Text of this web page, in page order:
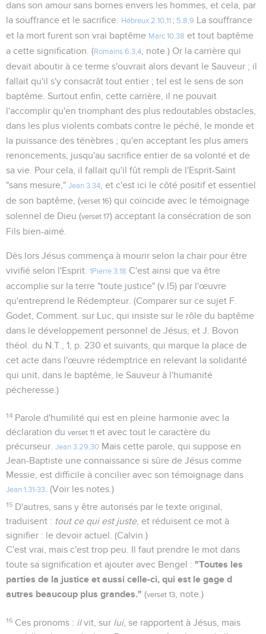
dans son amour sans bornes envers les hommes, et cela, par
la souffrance et le sacrifice.
Hébreux 2.10,11 ; 5.8,9 La souffrance
et la mort furent son vrai baptême Marc 10.38 et tout baptême
a cette signification. (Romains 6.3,4
, note.) Or la carrière qui
devait aboutir à ce terme s'ouvrait alors devant le Sauveur ; il
fallait qu'il s'y consacrât tout entier ; tel est le sens de son
baptême. Surtout enfin, cette carrière, il ne pouvait
l'accomplir qu'en triomphant des plus redoutables obstacles,
dans les plus violents combats contre le péché, le monde et
la puissance des ténèbres ; qu'en acceptant les plus amers
renoncements, jusqu'au sacrifice entier de sa volonté et de
sa vie. Pour cela, il fallait qu'il fût rempli de l'Esprit-Saint
"sans mesure," Jean 3.34
, et c'est ici le côté positif et essentiel
de son baptême, (verset 16) qui coïncide avec le témoignage
solennel de Dieu (verset 17) acceptant la consécration de son
Fils bien-aimé.
Dès lors Jésus commença à mourir selon la chair pour être
vivifié selon l'Esprit.
1Pierre 3.18 C'est ainsi que va être
accomplie sur la terre "toute justice" (v.l5) par l'œuvre
qu'entreprend le Rédempteur. (Comparer sur ce sujet F.
Godet, Comment. sur Luc, qui insiste sur le rôle du baptême
dans le développement personnel de Jésus, et J. Bovon
théol. du N.T., 1, p. 230 et suivants, qui marque la place de
cet acte dans l'œuvre rédemptrice en relevant la solidarité
qui unit, dans le baptême, le Sauveur à l'humanité
pécheresse.)
14 Parole d'humilité qui est en pleine harmonie avec la
déclaration du verset 11 et avec tout le caractère du
précurseur.
Jean 3.29,30 Mais cette parole, qui suppose en
Jean-Baptiste une connaissance si sûre de Jésus comme
Messie, est difficile à concilier avec son témoignage dans
Jean 1.31-33 . (Voir les notes.)
15 D'autres, sans y être autorisés par le texte original,
traduisent : tout ce qui est juste, et réduisent ce mot à
signifier : le devoir actuel. (Calvin.)
C'est vrai, mais c'est trop peu. Il faut prendre le mot dans
toute sa signification et ajouter avec Bengel : "Toutes les
parties de la justice et aussi celle-ci, qui est le gage d
autres beaucoup plus grandes." (verset 13 , note.)
16 Ces pronoms : ilvit, sur lui, se rapportent à Jésus, mais